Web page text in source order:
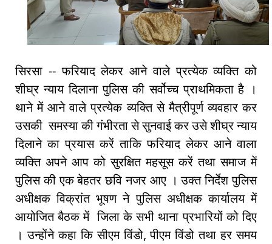
सिरसा -- फरियाद लेकर आने वाले प्रत्येक व्यक्ति को
शीघ्र न्याय दिलाना पुलिस की सर्वोच्च प्राथमिकता है ।
थाने में आने वाले प्रत्येक व्यक्ति से मैत्रीपूर्ण व्यवहार कर
उसकी समस्या की गंभीरता से सुनवाई कर उसे शीघ्र न्याय
दिलाने का प्रयास करें ताकि फरियाद लेकर आने वाला
व्यक्ति अपने आप को सुरक्षित महसूस करें तथा समाज में
पुलिस की एक बेहतर छवि नजर आए । उक्त निर्देश पुलिस
अधीक्षक विक्रांत भूषण ने पुलिस अधीक्षक कार्यालय में
आयोजित बैठक में जिला के सभी थाना प्रभारियों को दिए
। उन्होंने कहा कि सीएम विंडो, पीएम विंडो तथा हर समय